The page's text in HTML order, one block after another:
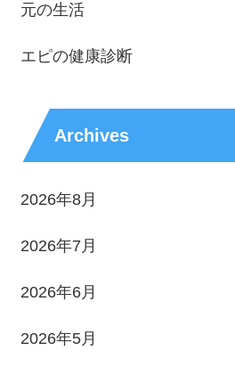
元の生活
エピの健康診断
Archives
2026年8月
2026年7月
2026年6月
2026年5月